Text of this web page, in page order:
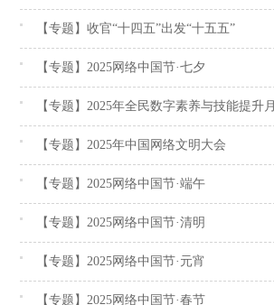
【专题】收官“十四五”出发“十五五”
【专题】2025网络中国节·七夕
【专题】2025年全民数字素养与技能提升月
【专题】2025年中国网络文明大会
【专题】2025网络中国节·端午
【专题】2025网络中国节·清明
【专题】2025网络中国节·元宵
【专题】2025网络中国节·春节